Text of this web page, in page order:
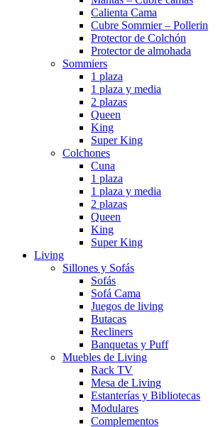
Calienta Cama
Cubre Sommier – Pollerin
Protector de Colchón
Protector de almohada
Sommiers
1 plaza
1 plaza y media
2 plazas
Queen
King
Super King
Colchones
Cuna
1 plaza
1 plaza y media
2 plazas
Queen
King
Super King
Living
Sillones y Sofás
Sofás
Sofá Cama
Juegos de living
Butacas
Recliners
Banquetas y Puff
Muebles de Living
Rack TV
Mesa de Living
Estanterías y Bibliotecas
Modulares
Complementos